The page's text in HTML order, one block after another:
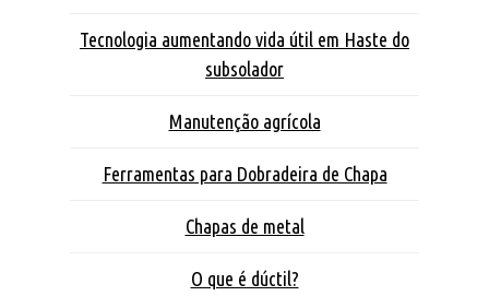
Tecnologia aumentando vida útil em Haste do
subsolador
Manutenção agrícola
Ferramentas para Dobradeira de Chapa
Chapas de metal
O que é dúctil?